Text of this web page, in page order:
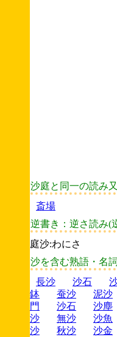
沙庭と同一の読み
斎場
逆書き：逆さ読み(
庭沙:わにさ
沙を含む熟語・名
長沙
沙石
鉢
蚕沙 泥沙
門
沙石 沙塵
沙
無沙 沙魚
沙
秋沙 沙金